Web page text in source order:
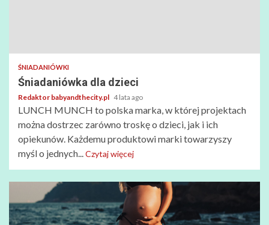
ŚNIADANIÓWKI
Śniadaniówka dla dzieci
Redaktor babyandthecity.pl 4 lata ago
LUNCH MUNCH to polska marka, w której projektach
można dostrzec zarówno troskę o dzieci, jak i ich
opiekunów. Każdemu produktowi marki towarzyszy
myśl o jednych...Czytaj więcej